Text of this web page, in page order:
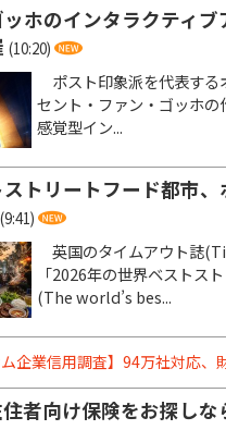
ホのインタラクティ
(10:20)
ポスト印象派を代表する
セント・ファン・ゴッホ
感覚型イン...
トリートフード都市
(9:41)
英国のタイムアウト誌
「2026年の世界ベストス
(The world’s bes...
ム企業信用調査】94万社対応、
者向け保険をお探しな